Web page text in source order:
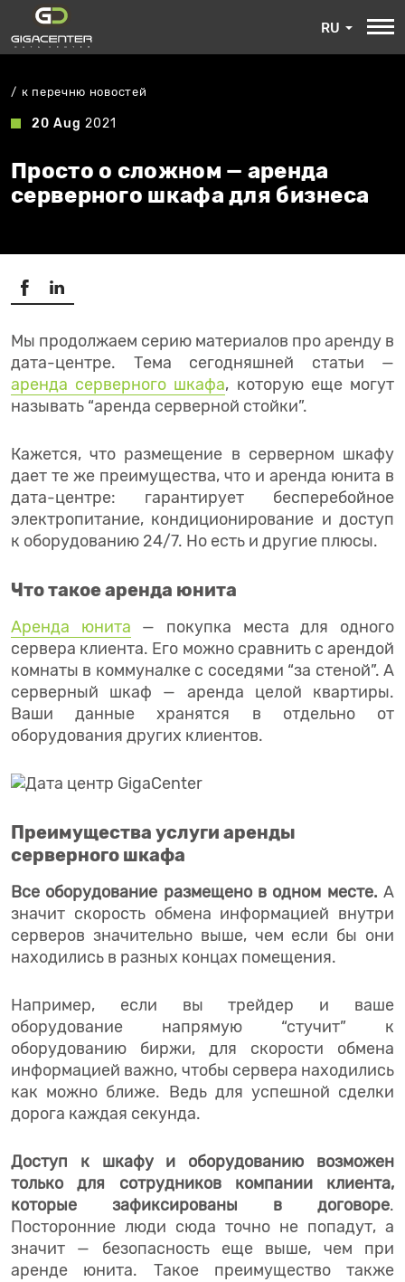
RU
к перечню новостей
20 Aug 2021
Просто о сложном — аренда
серверного шкафа для бизнеса
Мы продолжаем серию материалов про аренду в
дата-центре. Тема сегодняшней статьи —
аренда серверного шкафа, которую еще могут
называть “аренда серверной стойки”.
Кажется, что размещение в серверном шкафу
дает те же преимущества, что и аренда юнита в
дата-центре: гарантирует бесперебойное
электропитание, кондиционирование и доступ
к оборудованию 24/7. Но есть и другие плюсы.
Что такое аренда юнита
Аренда юнита — покупка места для одного
сервера клиента. Его можно сравнить с арендой
комнаты в коммуналке с соседями “за стеной”. А
серверный шкаф — аренда целой квартиры.
Ваши данные хранятся в отдельно от
оборудования других клиентов.
Преимущества услуги аренды
серверного шкафа
Все оборудование размещено в одном месте. А
значит скорость обмена информацией внутри
серверов значительно выше, чем если бы они
находились в разных концах помещения.
Например, если вы трейдер и ваше
оборудование напрямую “стучит” к
оборудованию биржи, для скорости обмена
информацией важно, чтобы сервера находились
как можно ближе. Ведь для успешной сделки
дорога каждая секунда.
Доступ к шкафу и оборудованию возможен
только для сотрудников компании клиента,
которые зафиксированы в договоре.
Посторонние люди сюда точно не попадут, а
значит — безопасность еще выше, чем при
аренде юнита. Такое преимущество также